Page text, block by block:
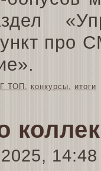
про
ТОП конкурсы итоги